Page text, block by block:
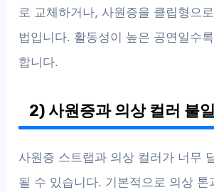
로 교체하거나, 사원증을 클립형으
법입니다. 활동성이 높은 공연일수
합니다.
2) 사원증과 의상 컬러 불
사원증 스트랩과 의상 컬러가 너무
될 수 있습니다. 기본적으로 의상 톤